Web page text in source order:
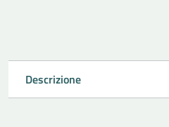
Descrizione